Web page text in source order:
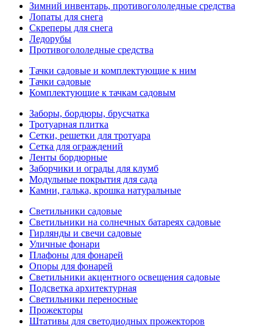
Зимний инвентарь, противогололедные средства
Лопаты для снега
Скреперы для снега
Ледорубы
Противогололедные средства
Тачки садовые и комплектующие к ним
Тачки садовые
Комплектующие к тачкам садовым
Заборы, бордюры, брусчатка
Тротуарная плитка
Сетки, решетки для тротуара
Сетка для ограждений
Ленты бордюрные
Заборчики и ограды для клумб
Модульные покрытия для сада
Камни, галька, крошка натуральные
Светильники садовые
Светильники на солнечных батареях садовые
Гирлянды и свечи садовые
Уличные фонари
Плафоны для фонарей
Опоры для фонарей
Светильники акцентного освещения садовые
Подсветка архитектурная
Светильники переносные
Прожекторы
Штативы для светодиодных прожекторов